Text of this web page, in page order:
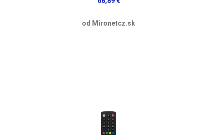
od Mironetcz.sk